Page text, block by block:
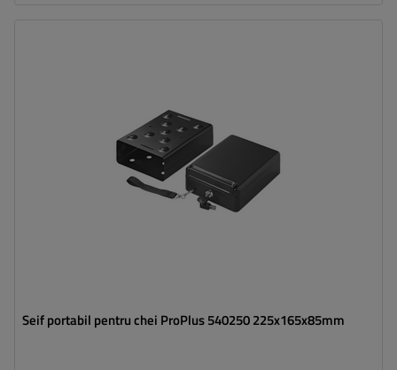
Seif portabil pentru chei ProPlus 540250 225x165x85mm